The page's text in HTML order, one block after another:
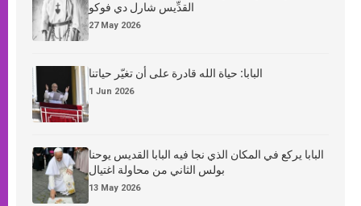
القدِّيس شارل دي فوكو
27 May 2026
البابا: حياة الله قادرة على أن تغيّر حياتنا
1 Jun 2026
البابا يركع في المكان الذي نجا فيه البابا القديس يوحنا
بولس الثاني من محاولة اغتيال
13 May 2026